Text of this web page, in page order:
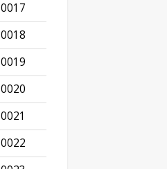
0017
0018
0019
0020
0021
0022